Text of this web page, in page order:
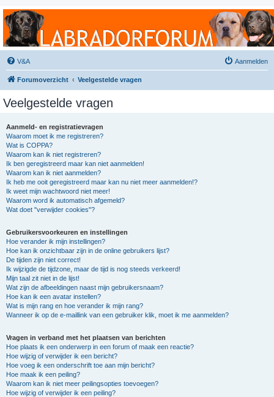
Labradorforum
Het gezelligste Labradorforum van Nederland en België!
V&A Aanmelden
Forumoverzicht Veelgestelde vragen
Veelgestelde vragen
Aanmeld- en registratievragen
Waarom moet ik me registreren?
Wat is COPPA?
Waarom kan ik niet registreren?
Ik ben geregistreerd maar kan niet aanmelden!
Waarom kan ik niet aanmelden?
Ik heb me ooit geregistreerd maar kan nu niet meer aanmelden!?
Ik weet mijn wachtwoord niet meer!
Waarom word ik automatisch afgemeld?
Wat doet "verwijder cookies"?
Gebruikersvoorkeuren en instellingen
Hoe verander ik mijn instellingen?
Hoe kan ik onzichtbaar zijn in de online gebruikers lijst?
De tijden zijn niet correct!
Ik wijzigde de tijdzone, maar de tijd is nog steeds verkeerd!
Mijn taal zit niet in de lijst!
Wat zijn de afbeeldingen naast mijn gebruikersnaam?
Hoe kan ik een avatar instellen?
Wat is mijn rang en hoe verander ik mijn rang?
Wanneer ik op de e-maillink van een gebruiker klik, moet ik me aanmelden?
Vragen in verband met het plaatsen van berichten
Hoe plaats ik een onderwerp in een forum of maak een reactie?
Hoe wijzig of verwijder ik een bericht?
Hoe voeg ik een onderschrift toe aan mijn bericht?
Hoe maak ik een peiling?
Waarom kan ik niet meer peilingsopties toevoegen?
Hoe wijzig of verwijder ik een peiling?